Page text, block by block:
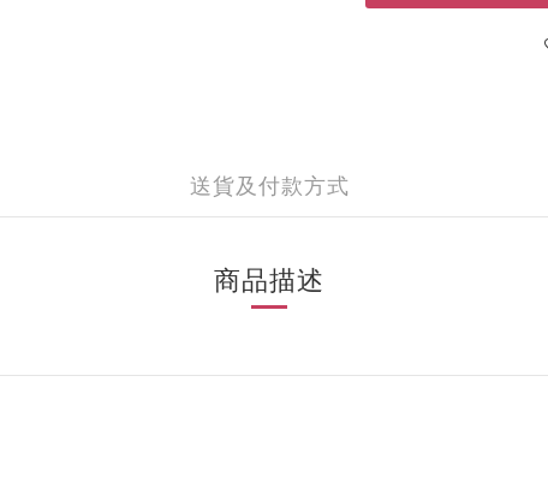
送貨及付款方式
商品描述